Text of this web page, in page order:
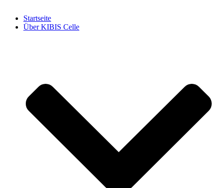
Startseite
Über KIBIS Celle